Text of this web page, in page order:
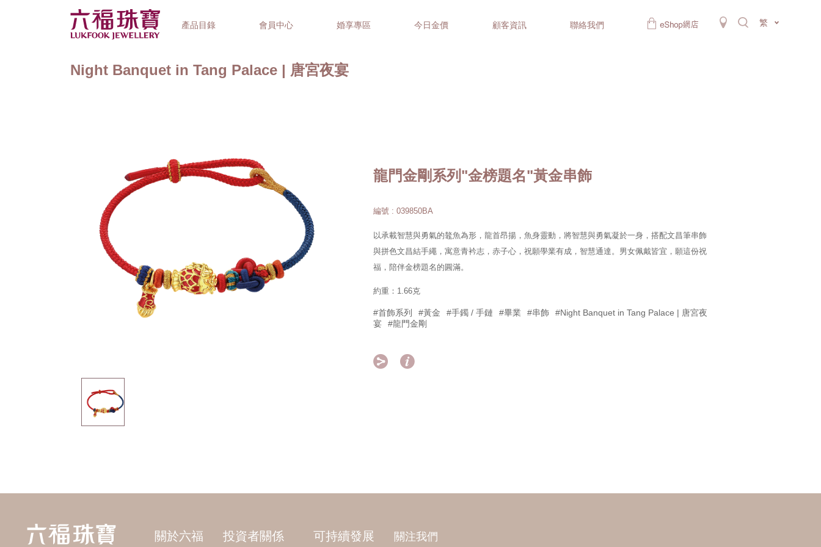
產品目錄 會員中心 婚享專區 今日金價 顧客資訊 聯絡我們 繁
Night Banquet in Tang Palace | 唐宮夜宴
龍門金剛系列"金榜題名"黃金串飾
編號 : 039850BA
以承載智慧與勇氣的鼇魚為形，龍首昂揚，魚身靈動，將智慧與勇氣凝於一身，搭配文昌筆串飾
與拼色文昌結手繩，寓意青衿志，赤子心，祝願學業有成，智慧通達。男女佩戴皆宜，願這份祝
福，陪伴金榜題名的圓滿。
約重：1.66克
#首飾系列 #黃金 #手鐲 / 手鏈 #畢業 #串飾
#Night Banquet in Tang Palace | 唐宮夜
宴
#龍門金剛
 
關於六福 投資者關係 可持續發展 關注我們